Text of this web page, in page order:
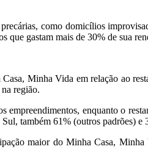
como domicílios
que gastam mais de 30% de sua
Minha Vida em relação ao
região.
enquanto o
também 61% (outros padrões) e
maior do Minha Casa, Minha